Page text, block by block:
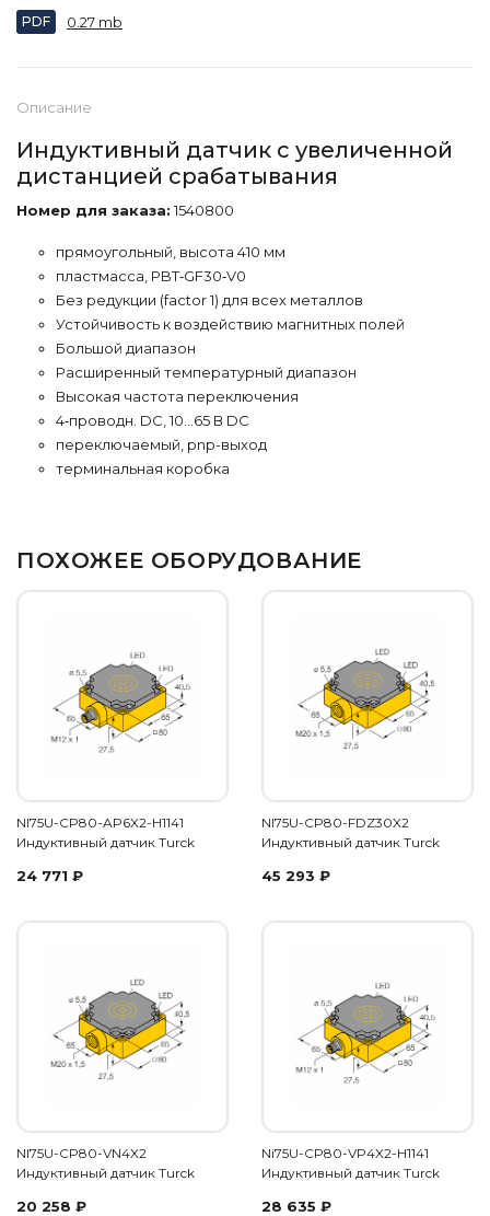
Описание
Индуктивный датчик с увеличенной
дистанцией срабатывания
Номер для заказа: 1540800
прямоугольный, высота 410 мм
пластмасса, PBT‐GF30‐V0
Без редукции (factor 1) для всех металлов
Устойчивость к воздействию магнитных полей
Большой диапазон
Расширенный температурный диапазон
Высокая частота переключения
4‐проводн. DC, 10…65 В DC
переключаемый, pnp-выход
терминальная коробка
PDF 0.27 mb
ПОХОЖЕЕ ОБОРУДОВАНИЕ
NI75U-CP80-AP6X2-H1141
Индуктивный датчик Turck
24 771 ₽
NI75U-CP80-FDZ30X2
Индуктивный датчик Turck
45 293 ₽
NI75U-CP80-VN4X2
Индуктивный датчик Turck
20 258 ₽
Ni75U-CP80-VP4X2-H1141
Индуктивный датчик Turck
28 635 ₽